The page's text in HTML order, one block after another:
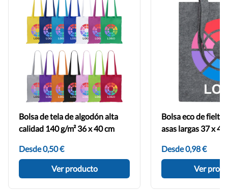
Bolsa de tela de algodón alta
calidad 140 g/m² 36 x 40 cm
Desde 0,50 €
Ver producto
Bolsa eco de
asas largas 37 x 41
Desde 0,98 €
Ver